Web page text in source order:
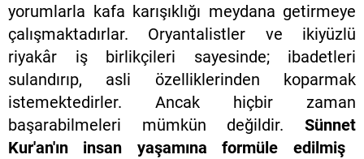
yorumlarla kafa karışıklığı meydana getirmeye
çalışmaktadırlar. Oryantalistler ve ikiyüzlü
riyakâr iş birlikçileri sayesinde; ibadetleri
sulandırıp, asli özelliklerinden koparmak
istemektedirler. Ancak hiçbir zaman
başarabilmeleri mümkün değildir. Sünnet
Kur'an'ın insan yaşamına formüle edilmiş